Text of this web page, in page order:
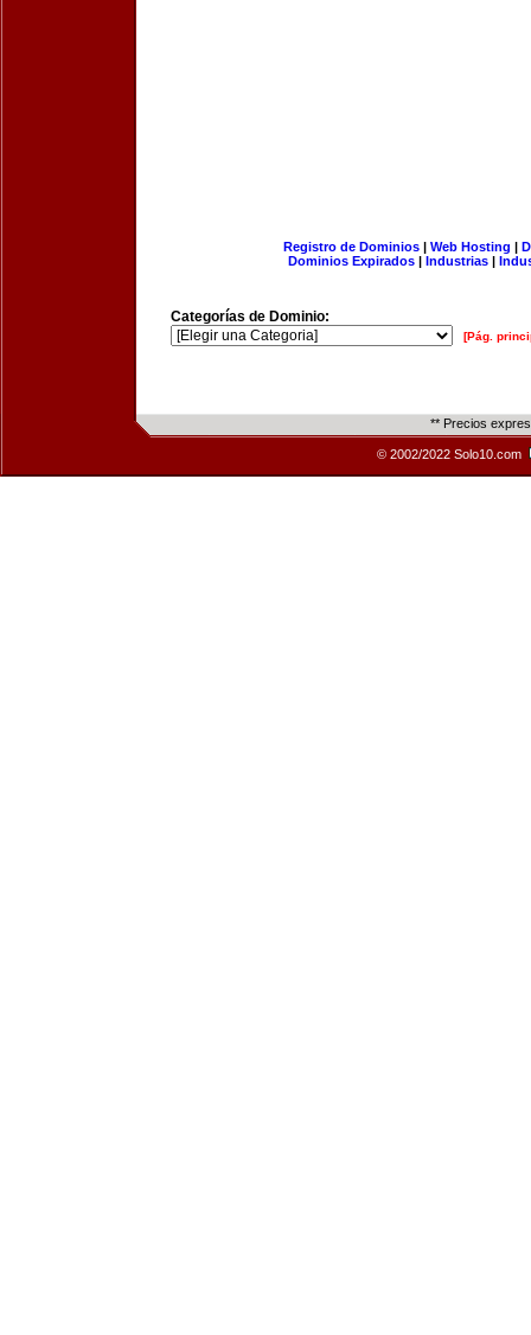
Registro de Dominios| Web Hosting |
Dominios Expirados | Industrias |
Categorías de Dominio:
[Pág.
** Precios
© 2002/2022 Solo10.com